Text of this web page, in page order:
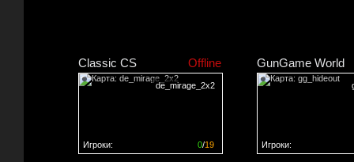
Classic CS Offline
de_mirage_2x2
0/19
Игроки:
GunGame World
Игроки: